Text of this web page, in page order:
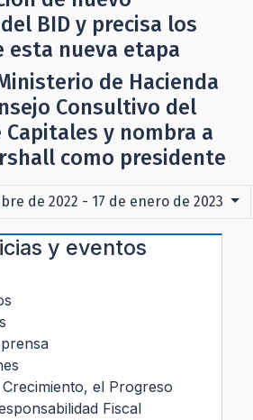
BID y precisa los
esta nueva etapa
de Hacienda
Consultivo del
Capitales y nombra a
como presidente
de 2022 - 17 de enero de 2023
y eventos
el Progreso
Fiscal